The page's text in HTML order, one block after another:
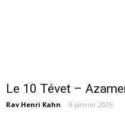
Le 10 Tévet –
Rav Henri Kahn - 8 janvier 2025